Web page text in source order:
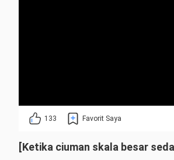
133 Favorit Saya
[Ketika ciuman skala besar